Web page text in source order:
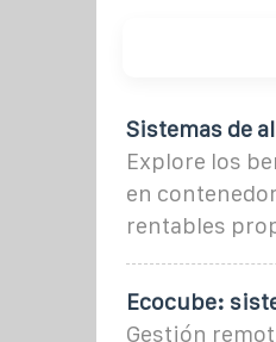
Sistemas de
Explore los
en
rentables
Ecocube:
Gestión